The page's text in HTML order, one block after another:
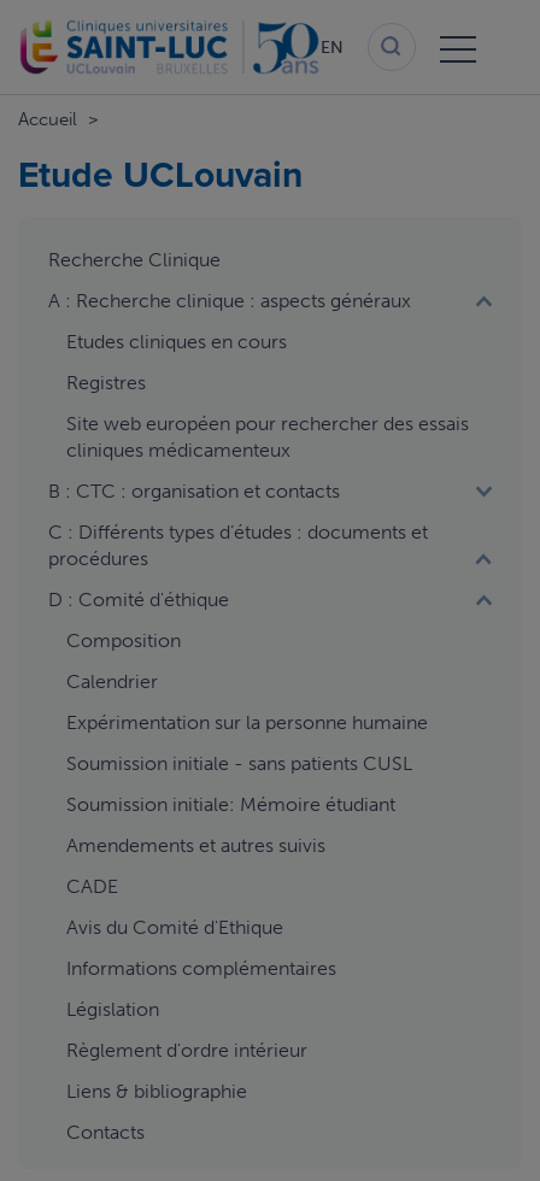
main
EN
Accueil
Etude UCLouvain
aside
Recherche Clinique
A : Recherche clinique : aspects généraux
Etudes cliniques en cours
Registres
Site web européen pour rechercher des essais
cliniques médicamenteux
B : CTC : organisation et contacts
C : Différents types d’études : documents et
procédures
D : Comité d'éthique
Composition
Calendrier
Expérimentation sur la personne humaine
Soumission initiale - sans patients CUSL
Soumission initiale: Mémoire étudiant
Amendements et autres suivis
CADE
Avis du Comité d'Ethique
Informations complémentaires
Législation
Règlement d'ordre intérieur
Liens & bibliographie
Contacts